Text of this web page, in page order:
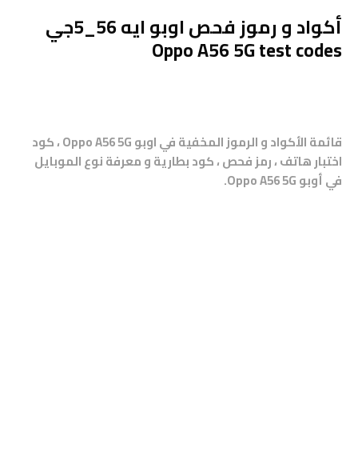
أكواد و رموز فحص اوبو ايه 56_5جي
Oppo A56 5G test codes
قائمة الأكواد و الرموز المخفية في اوبو Oppo A56 5G ، كود
اختبار هاتف ، رمز فحص ، كود بطارية و معرفة نوع الموبايل
في أوبو Oppo A56 5G.